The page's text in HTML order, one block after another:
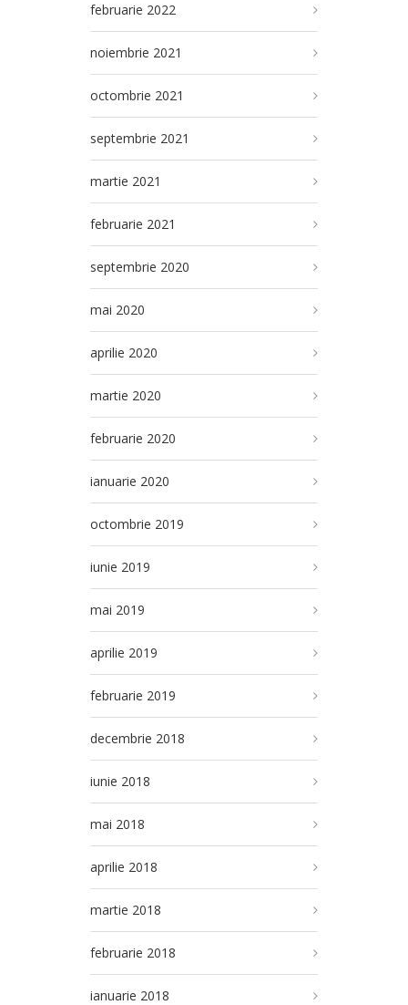
februarie 2022
noiembrie 2021
octombrie 2021
septembrie 2021
martie 2021
februarie 2021
septembrie 2020
mai 2020
aprilie 2020
martie 2020
februarie 2020
ianuarie 2020
octombrie 2019
iunie 2019
mai 2019
aprilie 2019
februarie 2019
decembrie 2018
iunie 2018
mai 2018
aprilie 2018
martie 2018
februarie 2018
ianuarie 2018